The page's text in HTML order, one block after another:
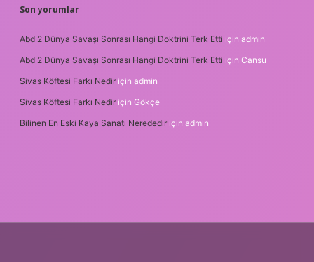
Son yorumlar
Abd 2 Dünya Savaşı Sonrası Hangi Doktrini Terk Etti için admin
Abd 2 Dünya Savaşı Sonrası Hangi Doktrini Terk Etti için Cansu
Sivas Köftesi Farkı Nedir için admin
Sivas Köftesi Farkı Nedir için Gökçe
Bilinen En Eski Kaya Sanatı Nerededir için admin